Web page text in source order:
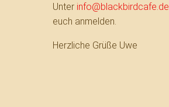
Unter info@blackbirdcafe.de
euch anmelden.
Herzliche Grüße Uwe